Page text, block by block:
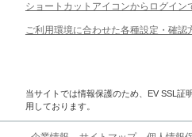
ショートカットアイコンからログイン
ご利用環境に合わせた各種設定・確認
当サイトでは情報保護のため、EV SSL証
用しております。